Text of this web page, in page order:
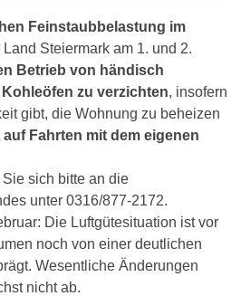
Feinstaubbelastung im
Land Steiermark am 1. und 2.
Betrieb von händisch
zu verzichten, insofern
gibt, die Wohnung zu beheizen
Fahrten mit dem eigenen
sich bitte an die
unter 0316/877-2172.
Die Luftgütesituation ist vor
noch von einer deutlichen
Wesentliche Änderungen
nicht ab.